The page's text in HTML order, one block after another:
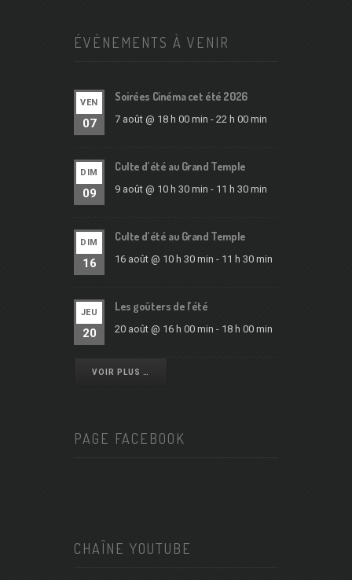
ÉVÉNEMENTS À VENIR
VEN
07
Soirées Cinéma cet été 2026
7 août @ 18 h 00 min - 22 h 00 min
DIM
09
Culte d’été au Grand Temple
9 août @ 10 h 30 min - 11 h 30 min
DIM
16
Culte d’été au Grand Temple
16 août @ 10 h 30 min - 11 h 30 min
JEU
20
Les goûters de l’été
20 août @ 16 h 00 min - 18 h 00 min
VOIR PLUS …
PAGE FACEBOOK
CHAÎNE YOUTUBE